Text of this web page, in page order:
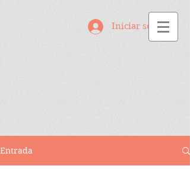
Iniciar sesión
Entrada